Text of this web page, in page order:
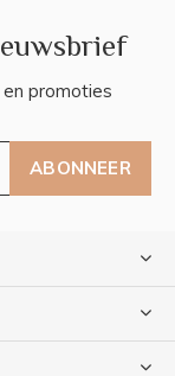
promoties
ABONNEER